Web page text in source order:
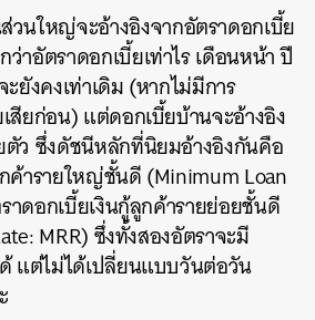
วนใหญ่จะอ้างอิงจากอัตราดอกเบี้ย
อัตราดอกเบี้ยเท่าไร เดือนหน้า ปี
ยังคงเท่าเดิม (หากไม่มีการ
สียก่อน) แต่ดอกเบี้ยบ้านจะอ้างอิง
ว ซึ่งดัชนีหลักที่นิยมอ้างอิงกันคือ
ค้ารายใหญ่ชั้นดี (Minimum Loan
าดอกเบี้ยเงินกู้ลูกค้ารายย่อยชั้นดี
MRR) ซึ่งทั้งสองอัตราจะมี
แต่ไม่ได้เปลี่ยนแบบวันต่อวัน